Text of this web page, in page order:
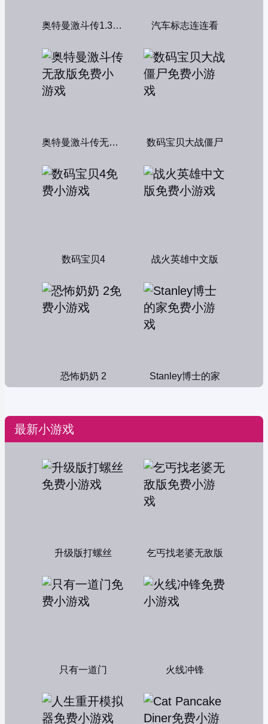
奥特曼激斗传1.3双人版 汽车标志连连看
奥特曼激斗传无敌版 数码宝贝大战僵尸
数码宝贝4 战火英雄中文版
恐怖奶奶 2 Stanley博士的家
最新小游戏
升级版打螺丝 乞丐找老婆无敌版
只有一道门 火线冲锋